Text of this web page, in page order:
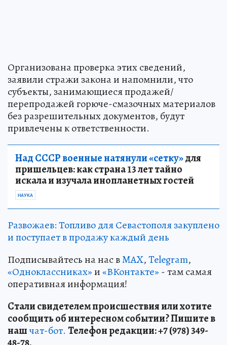
Организована проверка этих сведений,
заявили стражи закона и напомнили, что
субъекты, занимающиеся продажей/
перепродажей горюче-смазочных материалов
без разрешительных документов, будут
привлечены к ответственности.
Над СССР военные натянули «сетку»для
пришельцев: как страна 13 лет тайно
искала и изучала инопланетных гостей
НАУКА
Развожаев: Топливо для Севастополя закуплено
и поступает в продажу каждый день
Подписывайтесь на нас вMAX,Telegram,
«Одноклассниках»и«ВКонтакте» - там самая
оперативная информация!
Стали свидетелем происшествия или хотите
сообщить об интересном событии? Пишите в
нашчат-бот. Телефон редакции: +7 (978) 349-